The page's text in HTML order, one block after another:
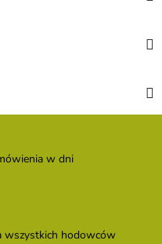
w dni
wszystkich hodowców